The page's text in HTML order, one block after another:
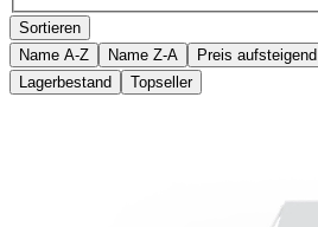
Sortieren
Name A-Z
Name Z-A Preis aufsteigend
Lagerbestand
Topseller